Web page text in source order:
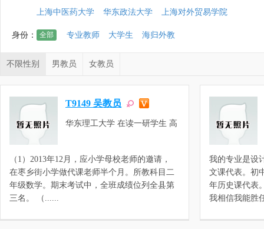
上海中医药大学
华东政法大学 上海对外贸易学院
身份： 全部 专业教师 大学生 海归外教
不限性别 男教员 女教员
T9149 吴教员
华东理工大学 在读一研学生 高
（1）2013年12月，应小学母校老师的邀请，
在枣乡街小学做代课老师半个月。所教科目二
年级数学。期末考试中，全班成绩位列全县第
三名。 （......
我的专业是设
文课代表。初
年历史课代表
我相信我能胜